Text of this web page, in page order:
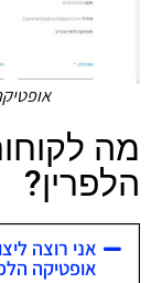
מה
הלפרין?
אני רוצה
אופטיקה